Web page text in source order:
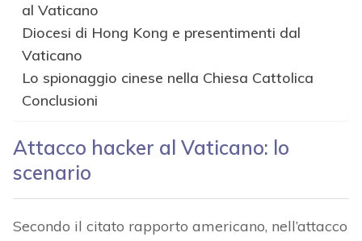
al Vaticano
Diocesi di Hong Kong e presentimenti dal
Vaticano
Lo spionaggio cinese nella Chiesa Cattolica
Conclusioni
Attacco hacker al Vaticano: lo
scenario
Secondo il citato rapporto americano, nell’attacco